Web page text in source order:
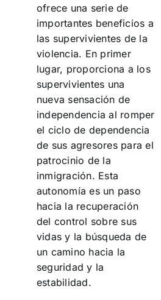
ofrece una serie de
importantes beneficios a
las supervivientes de la
violencia. En primer
lugar, proporciona a los
supervivientes una
nueva sensación de
independencia al romper
el ciclo de dependencia
de sus agresores para el
patrocinio de la
inmigración. Esta
autonomía es un paso
hacia la recuperación
del control sobre sus
vidas y la búsqueda de
un camino hacia la
seguridad y la
estabilidad.